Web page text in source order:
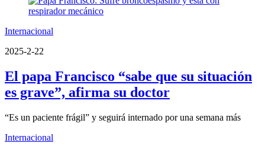
Internacional
2025-2-22
El papa Francisco “sabe que su situación
es grave”, afirma su doctor
“Es un paciente frágil” y seguirá internado por una semana más
Internacional